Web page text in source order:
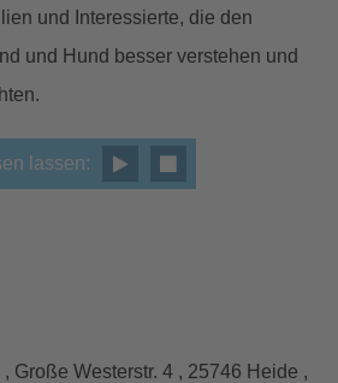
und Interessierte, die den
und Hund besser verstehen und
lassen:
Große Westerstr. 4 , 25746 Heide ,